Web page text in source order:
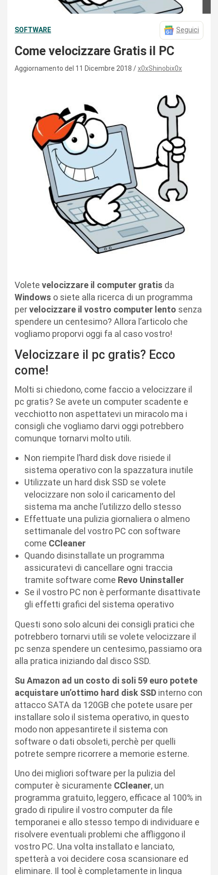
SOFTWARE Seguici
Come velocizzare Gratis il PC
Aggiornamento del 11 Dicembre 2018 x0xShinobix0x
Volete velocizzare il computer gratis da
Windows o siete alla ricerca di un programma
pervelocizzare il vostro computer lento senza
spendere un centesimo? Allora l’articolo che
vogliamo proporvi oggi fa al caso vostro!
Velocizzare il pc gratis? Ecco
come!
Molti si chiedono, come faccio a velocizzare il
pc gratis? Se avete un computer scadente e
vecchiotto non aspettatevi un miracolo ma i
consigli che vogliamo darvi oggi potrebbero
comunque tornarvi molto utili.
Non riempite l’hard disk dove risiede il
sistema operativo con la spazzatura inutile
Utilizzate un hard disk SSD se volete
velocizzare non solo il caricamento del
sistema ma anche l’utilizzo dello stesso
Effettuate una pulizia giornaliera o almeno
settimanale del vostro PC con software
come CCleaner
Quando disinstallate un programma
assicuratevi di cancellare ogni traccia
tramite software come Revo Uninstaller
Se il vostro PC non è performante disattivate
gli effetti grafici del sistema operativo
Questi sono solo alcuni dei consigli pratici che
potrebbero tornarvi utili se volete velocizzare il
pc senza spendere un centesimo, passiamo ora
alla pratica iniziando dal disco SSD.
Su Amazon ad un costo di soli 59 euro potete
acquistare un’ottimo hard disk SSD interno con
attacco SATA da 120GB che potete usare per
installare solo il sistema operativo, in questo
modo non appesantirete il sistema con
software o dati obsoleti, perchè per quelli
potrete sempre ricorrere a memorie esterne.
Uno dei migliori software per la pulizia del
computer è sicuramente CCleaner, un
programma gratuito, leggero, efficace al 100% in
grado di ripulire il vostro computer da file
temporanei e allo stesso tempo di individuare e
risolvere eventuali problemi che affliggono il
vostro PC. Una volta installato e lanciato,
spetterà a voi decidere cosa scansionare ed
eliminare. Il tool è completamente in lingua